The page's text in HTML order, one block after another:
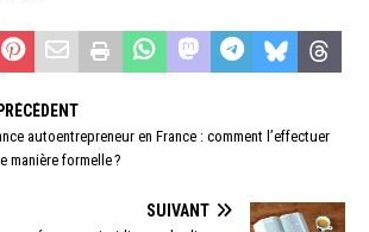
PRÉCÉDENT
autoentrepreneur en France : comment l’effectuer
manière formelle ?
SUIVANT